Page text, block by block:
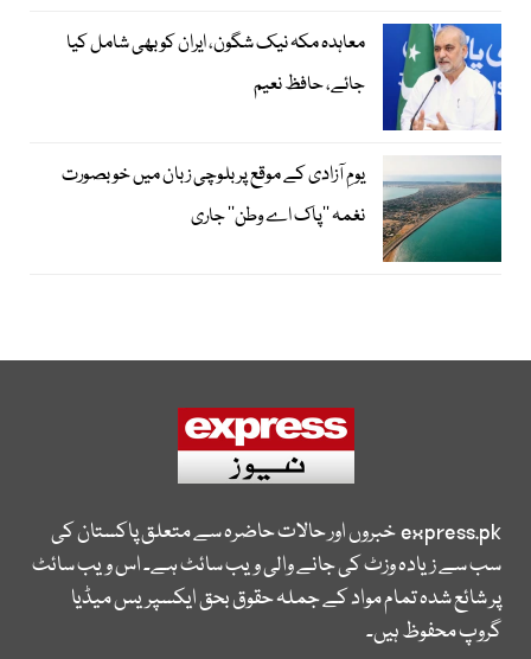
معاہدہ مکہ نیک شگون، ایران کو بھی شامل کیا
جائے، حافظ نعیم
یومِ آزادی کے موقع پر بلوچی زبان میں خوبصورت
نغمہ ’’پاک اے وطن‘‘ جاری
express.pkخبروں اور حالات حاضرہ سے متعلق پاکستان کی
سب سے زیادہ وزٹ کی جانے والی ویب سائٹ ہے۔ اس ویب سائٹ
پر شائع شدہ تمام مواد کے جملہ حقوق بحق ایکسپریس میڈیا
گروپ محفوظ ہیں۔